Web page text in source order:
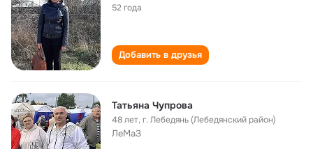
52 года
Добавить в друзья
Татьяна Чупрова
48 лет,г. Лебедянь (Лебедянский район)
ЛеМаЗ